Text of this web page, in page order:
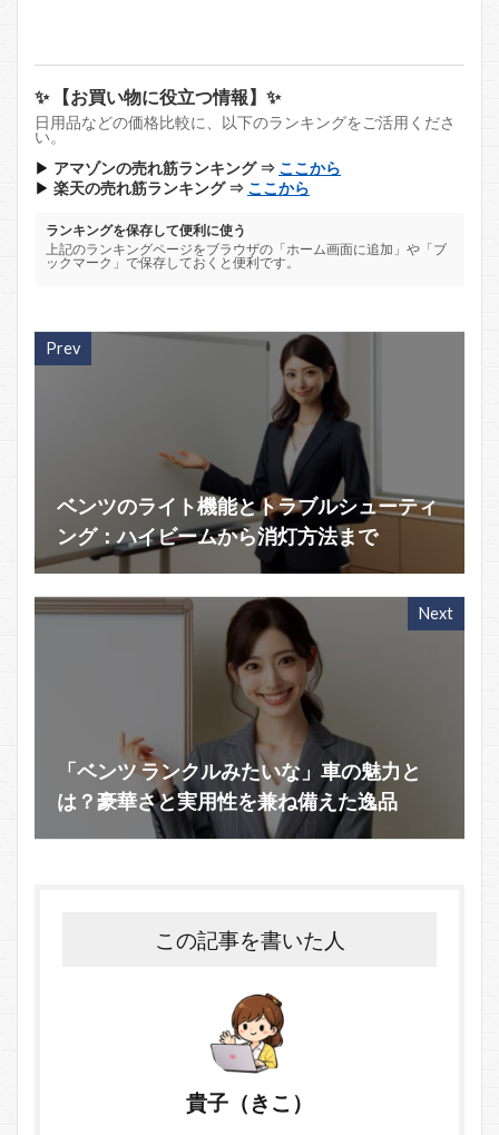
✨ 【お買い物に役立つ情報】✨
日用品などの価格比較に、以下のランキングをご活用くださ
い。
▶ アマゾンの売れ筋ランキング ⇒ ここから
▶ 楽天の売れ筋ランキング ⇒ ここから
ランキングを保存して便利に使う
上記のランキングページをブラウザの「ホーム画面に追加」や「ブ
ックマーク」で保存しておくと便利です。
Prev
ベンツのライト機能とトラブルシューティ
ング：ハイビームから消灯方法まで
Next
「ベンツ ランクルみたいな」車の魅力と
は？豪華さと実用性を兼ね備えた逸品
この記事を書いた人
貴子（きこ）